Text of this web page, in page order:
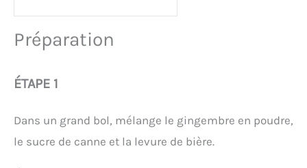
Préparation
ÉTAPE 1
Dans un grand bol, mélange le gingembre en poudre,
le sucre de canne et la levure de bière.